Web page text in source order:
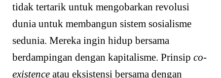
tidak tertarik untuk mengobarkan revolusi
dunia untuk membangun sistem sosialisme
sedunia. Mereka ingin hidup bersama
berdampingan dengan kapitalisme. Prinsip co-
existence atau eksistensi bersama dengan